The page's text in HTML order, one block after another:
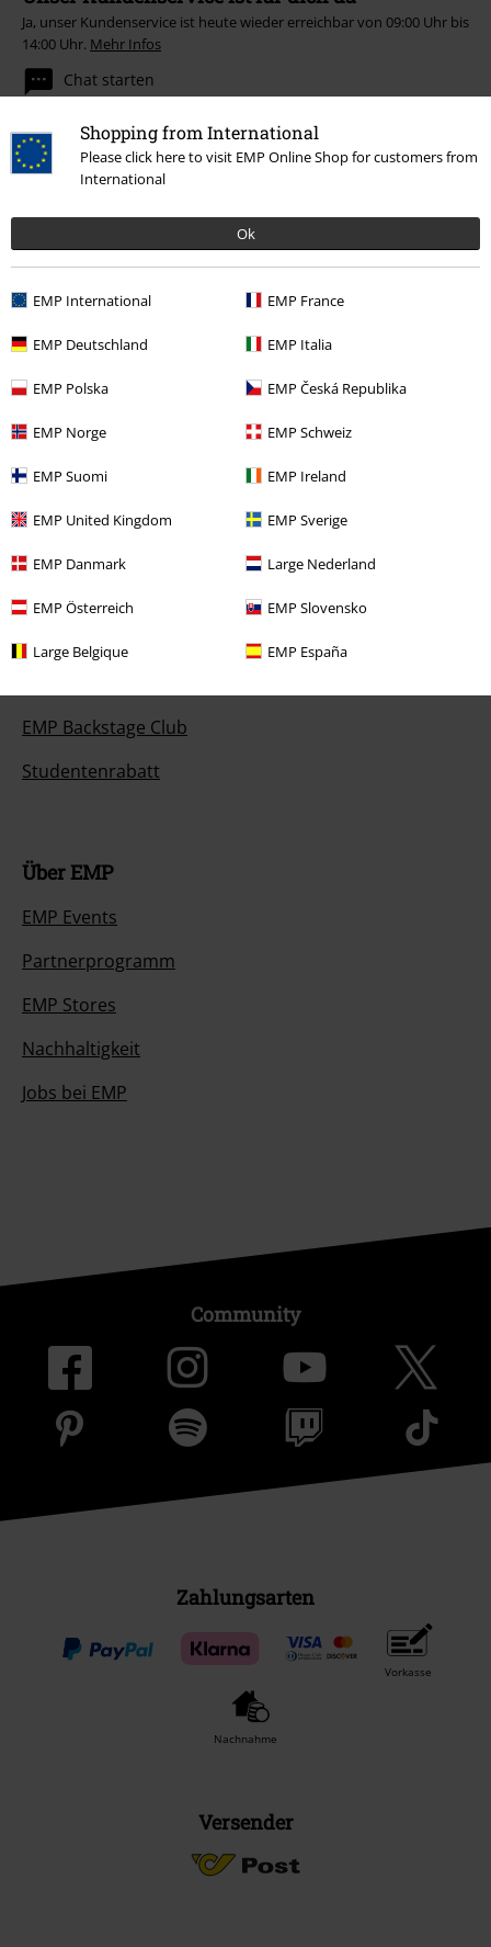
Shopping from International
Please click here to visit EMP Online Shop for customers from
International
Ok
EMP International EMP France
EMP Deutschland EMP Italia
EMP Polska EMP Česká Republika
EMP Norge EMP Schweiz
EMP Suomi EMP Ireland
EMP United Kingdom EMP Sverige
EMP Danmark Large Nederland
EMP Österreich EMP Slovensko
Large Belgique EMP España
Ja, unser Kundenservice ist heute wieder erreichbar von 09:00 Uhr bis
14:00 Uhr. Mehr Infos
Chat starten
Kundenservice
Rückgaberichtlinien
Angebote für dich
Magazin
Gewinnspiele
EMP Backstage Club
Studentenrabatt
Über EMP
EMP Events
Partnerprogramm
EMP Stores
Nachhaltigkeit
Jobs bei EMP
Community
Zahlungsarten
Vorkasse
Nachnahme
Versender